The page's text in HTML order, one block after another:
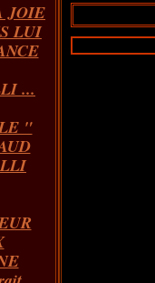
JOIE
LUI
...
"